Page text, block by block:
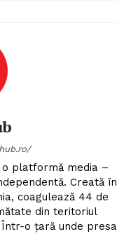
o platformă media –
Creată în
coagulează 44 de
din teritoriul
Într-o țară unde presa